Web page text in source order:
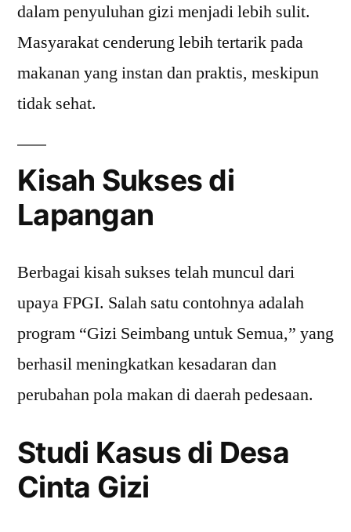
dalam penyuluhan gizi menjadi lebih sulit.
Masyarakat cenderung lebih tertarik pada
makanan yang instan dan praktis, meskipun
tidak sehat.
Kisah Sukses di
Lapangan
Berbagai kisah sukses telah muncul dari
upaya FPGI. Salah satu contohnya adalah
program “Gizi Seimbang untuk Semua,” yang
berhasil meningkatkan kesadaran dan
perubahan pola makan di daerah pedesaan.
Studi Kasus di Desa
Cinta Gizi